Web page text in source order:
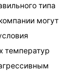
типа
могут
температур